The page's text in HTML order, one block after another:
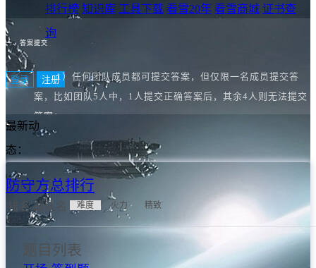
排行榜 知识库 工具下载 看雪20年 看雪商城 证书查
询
登录 注册
一、答案提交
1）任何团队成员都可提交答案，但仅限一名成员提交答
案，比如团队5人中，1人提交正确答案后，其余4人则无法提交
答案；
2）在最终成绩公布前请在【
章、所用工具、源代码等材料，且文章有理有据能够详细完成说
明自己获得答案的整个过程，否则不予发放奖品。
二、积分排名规则
2.1 基本原则
1）根据防守题被破解的次数和时间，计算防守题的难度
最新动
态：
防守方总排行
排名 战队名 难度 火力 精致
题目列表